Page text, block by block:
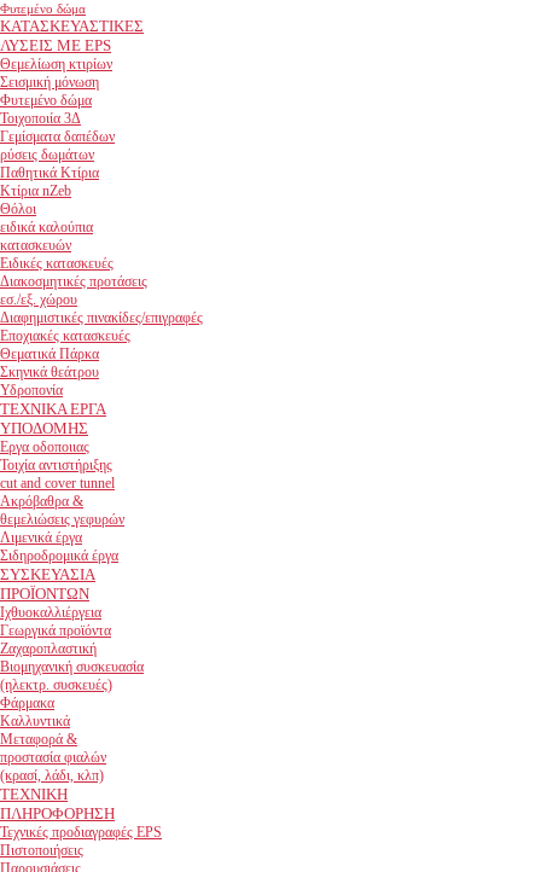
Φυτεμένο δώμα
ΚΑΤΑΣΚΕΥΑΣΤΙΚΕΣ
ΛΥΣΕΙΣ ΜΕ EPS
Θεμελίωση κτιρίων
Σεισμική μόνωση
Φυτεμένο δώμα
Τοιχοποιία 3Δ
Γεμίσματα δαπέδων
ρύσεις δωμάτων
Παθητικά Κτίρια
Κτίρια nZeb
Θόλοι
ειδικά καλούπια
κατασκευών
Ειδικές κατασκευές
Διακοσμητικές προτάσεις
εσ./εξ. χώρου
Διαφημιστικές πινακίδες/επιγραφές
Εποχιακές κατασκευές
Θεματικά Πάρκα
Σκηνικά θεάτρου
Υδροπονία
ΤΕΧΝΙΚΑ ΕΡΓΑ
ΥΠΟΔΟΜΗΣ
Εργα οδοποιιας
Τοιχία αντιστήριξης
cut and cover tunnel
Ακρόβαθρα &
θεμελιώσεις γεφυρών
Λιμενικά έργα
Σιδηροδρομικά έργα
ΣΥΣΚΕΥΑΣΙΑ
ΠΡΟΪΟΝΤΩΝ
Ιχθυοκαλλιέργεια
Γεωργικά προϊόντα
Ζαχαροπλαστική
Βιομηχανική συσκευασία
(ηλεκτρ. συσκευές)
Φάρμακα
Καλλυντικά
Μεταφορά &
προστασία φιαλών
(κρασί, λάδι, κλπ)
ΤΕΧΝΙΚΗ
ΠΛΗΡΟΦΟΡΗΣΗ
Τεχνικές προδιαγραφές EPS
Πιστοποιήσεις
Παρουσιάσεις